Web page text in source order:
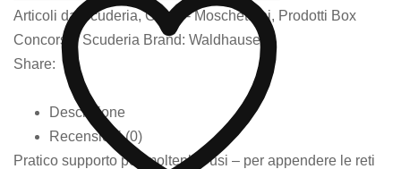
Articoli da Scuderia,Ganci - Moschettoni, Prodotti Box
Concorso
,Scuderia Brand: Waldhausen
Share:
Descrizione
Recensioni (0)
Pratico supporto per molteplici usi – per appendere le reti